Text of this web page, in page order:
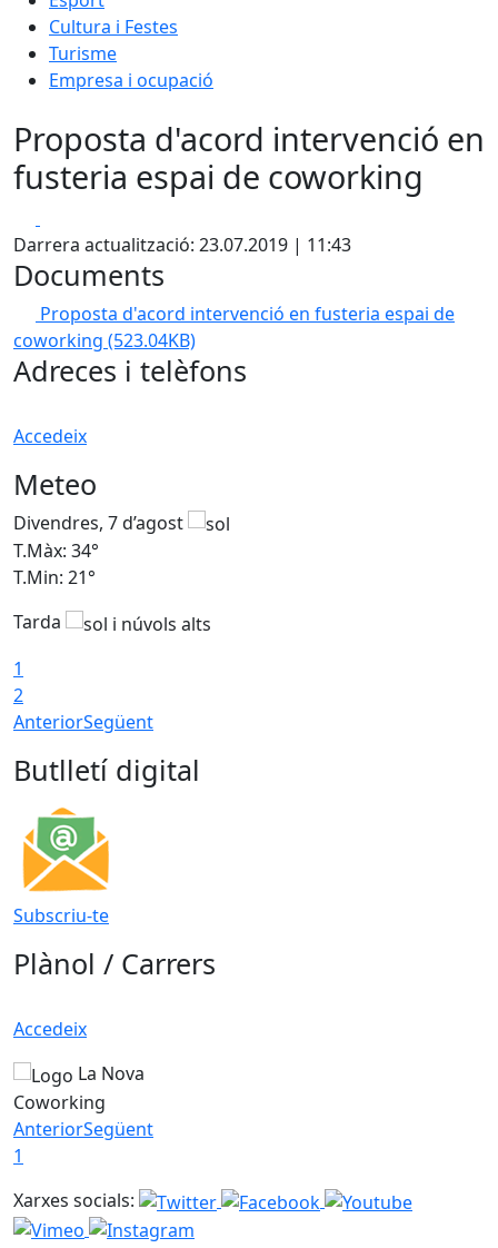
Cultura i Festes
Turisme
Empresa i ocupació
Proposta d'acord intervenció en
fusteria espai de coworking
Darrera actualització: 23.07.2019 | 11:43
Documents
Proposta d'acord intervenció en fusteria espai de
coworking (523.04KB)
Adreces i telèfons
Accedeix
Meteo
Divendres, 7 d’agost
T.Màx: 34°
T.Min: 21°
Tarda
1
2
AnteriorSegüent
Butlletí digital
Subscriu-te
Plànol / Carrers
Accedeix
La Nova
Coworking
AnteriorSegüent
1
Xarxes socials: